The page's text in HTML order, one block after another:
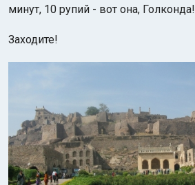
минут, 10 рупий - вот она, Голконда!
Заходите!